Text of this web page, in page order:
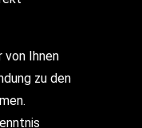
von Ihnen
zu den